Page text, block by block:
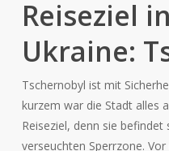
Reiseziel
Ukraine:
Tschernobyl ist mit
kurzem war die Stadt alles
Reiseziel, denn sie
verseuchten Sperrzone.